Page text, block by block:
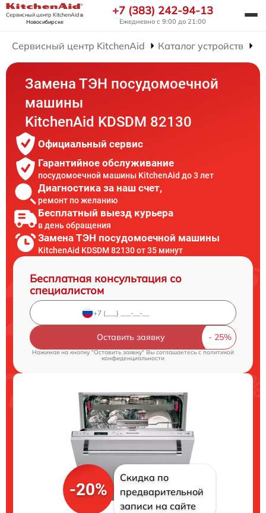
Сервисный центр KitchenAidв
Новосибирске
+7 (383) 242-94-13
Ежедневно с 9:00 до 21:00
Сервисный центр KitchenAid Каталог устройств
Замена ТЭН посудомоечной
машины
KitchenAid KDSDM 82130
Официальный сервис
Гарантийное обслуживание
посудомоечной машины KitchenAid до 3 лет
Диагностика за наш счет,
ремонт по желанию
Бесплатный выезд курьера
в день обращения
Замена ТЭН посудомоечной машины
KitchenAid KDSDM 82130 от 35 минут
Бесплатная консультация со
специалистом
Оставить заявку
Нажимая на кнопку "Оставить заявку" Вы соглашаетесь cполитикой
конфиденциальности
-20%
Скидка по
предварительной
записи на сайте